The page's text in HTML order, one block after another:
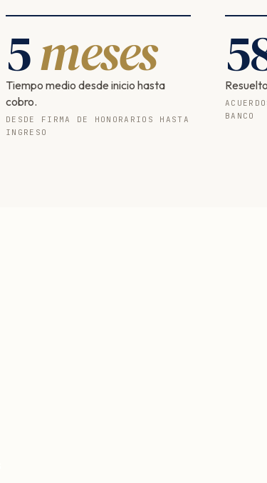
5meses
Tiempo medio desde inicio hasta
cobro.
DESDE FIRMA DE HONORARIOS HASTA
INGRESO
BANCO